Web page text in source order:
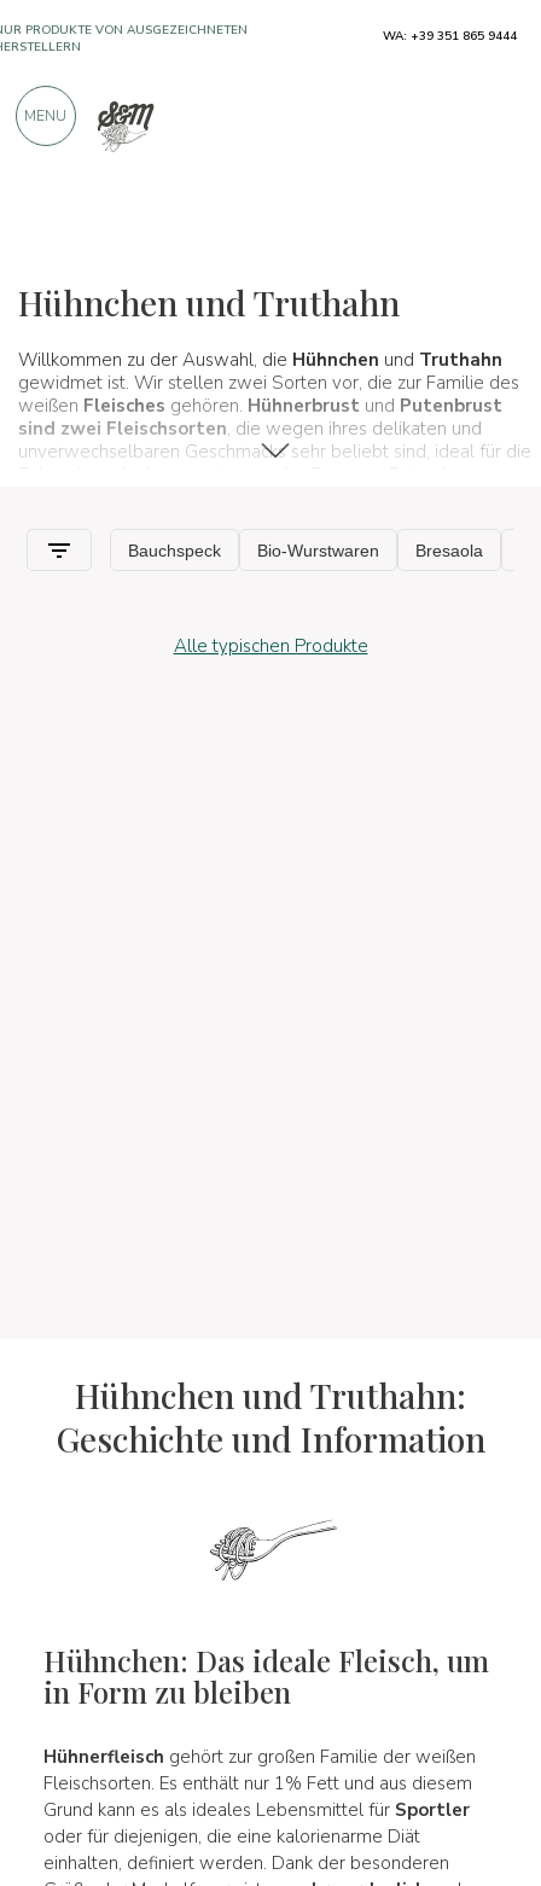
Hühnchen und Truthahn
Willkommen zu der Auswahl, die Hühnchen und Truthahn
gewidmet ist. Wir stellen zwei Sorten vor, die zur Familie des
weißen Fleisches gehören. Hühnerbrust und Putenbrust
sind zwei Fleischsorten, die wegen ihres delikaten und
unverwechselbaren Geschmacks sehr beliebt sind, ideal für die
kalorienarme Diäten empfohlen wird.
Weißes Fleischpasst sehr gut zu in einer Pfanne sautiertem
oder Sommersalate mit Hühnchen zubereiten, wie den
Caesar-Salat.
Alle typischen Produkte
Hühnchen und Truthahn:
Geschichte und Information
Hühnchen: Das ideale Fleisch, um
in Form zu bleiben
Hühnerfleisch gehört zur großen Familie der weißen
Fleischsorten. Es enthält nur 1% Fett und aus diesem
Grund kann es als ideales Lebensmittel für Sportler
oder für diejenigen, die eine kalorienarme Diät
einhalten, definiert werden. Dank der besonderen
PRODUKTE VON AUSGEZEICHNETEN
900 POSITIVE BEWERTUNGEN
WA: +39 351 865 9444
MENU